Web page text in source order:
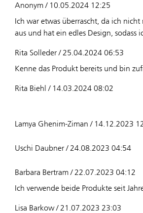
Anonym / 10.05.2024 12:25
Ich war etwas überrascht, da ich
aus und hat ein edles Design, sodass
Rita Solleder / 25.04.2024 06:53
Kenne das Produkt bereits und bin
Rita Biehl / 14.03.2024 08:02
Lamya Ghenim-Ziman / 14.12.2023
Uschi Daubner / 24.08.2023 04:54
Barbara Bertram / 22.07.2023 04:12
Ich verwende beide Produkte seit
Lisa Barkow / 21.07.2023 23:03